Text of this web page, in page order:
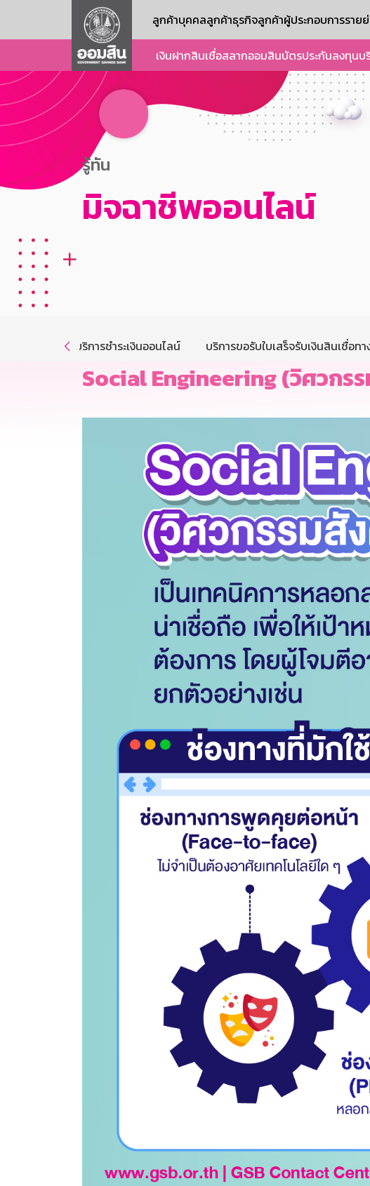
ลูกค้าบุคคลลูกค้าธุรกิจลูกค้าผู้ประกอบการราย
เงินฝากสินเชื่อสลากออมสินบัตรประกันลงทุนบ
รู้ทัน
มิจฉาชีพออนไลน์
บริการชำระเงินออนไลน์ บริการขอรับใบเสร็จรับเงินสินเชื่อทา

Social Engineering (วิศวกร